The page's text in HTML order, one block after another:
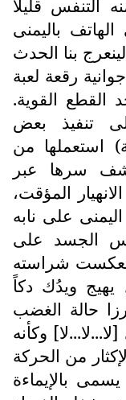
التنفس قليلا
باليمنى
بنا الحدث
رقعة لعبة
القطع القوية.
تنفيذ بعض
استعملها من
سرها عبر
المؤقت،
على نابه
الجسد على
شراسته
ويدُك دكاً
حالة الغضب
وكأنه
من الحركة
بالإيماءة